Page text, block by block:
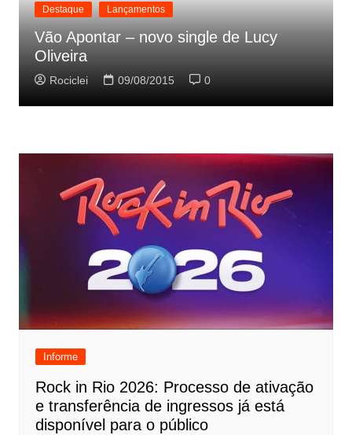
Destaque Lançamentos
Vão Apontar – novo single de Lucy
Oliveira
Rociclei 09/08/2015 0
Informe
Rock in Rio 2026: Processo de ativação
e transferência de ingressos já está
disponível para o público